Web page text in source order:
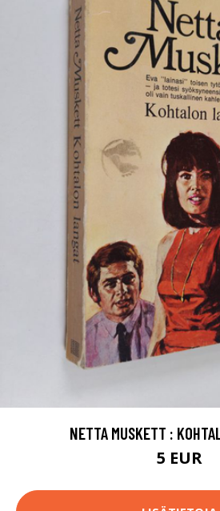
NETTA MUSKETT :
5 EUR